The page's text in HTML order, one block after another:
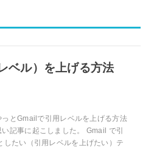
ベル）を上げる方法
とGmailで引用レベルを上げる方法
記事に起こしました。 Gmail で引
したい（引用レベルを上げたい）テ